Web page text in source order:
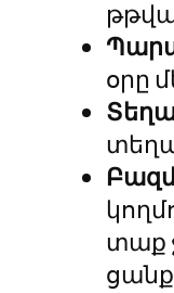
օրը
տաք